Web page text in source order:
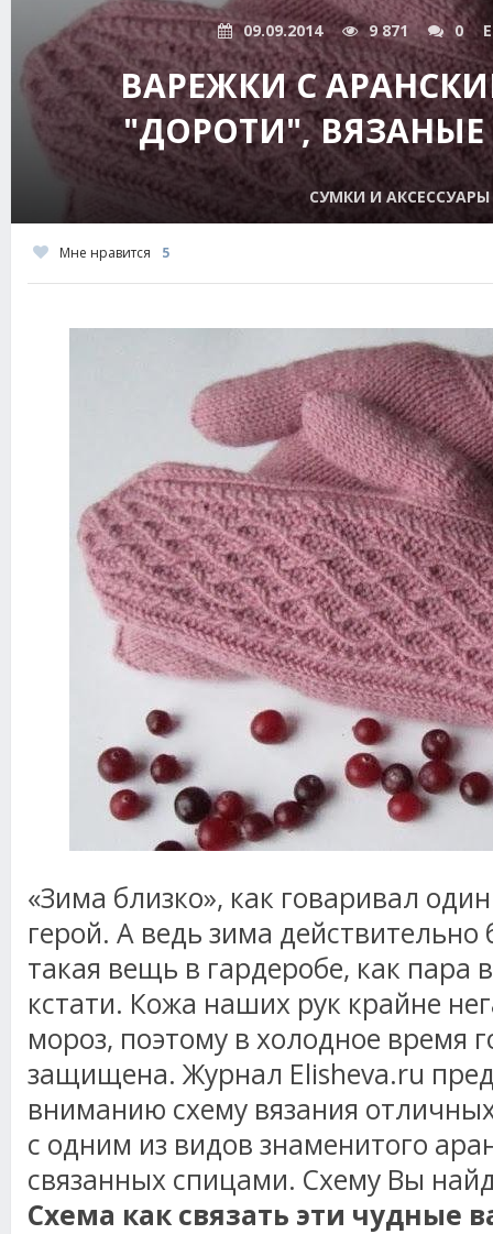
09.09.2014 9 871 0
ВАРЕЖКИ С
"ДОРОТИ",
СУМКИ И АКСЕССУАРЫ
Мне нравится 5
«Зима близко», как говаривал
герой. А ведь зима действительно
такая вещь в гардеробе, как пара
кстати. Кожа наших рук крайне
мороз, поэтому в холодное время
защищена. Журнал Elisheva.ru
вниманию схему вязания
с одним из видов знаменитого
связанных спицами. Схему Вы
Схема как связать эти чудные